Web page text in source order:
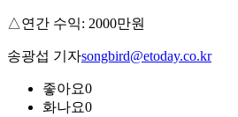
△연간 수익: 2000만원
송광섭 기자songbird@etoday.co.kr
좋아요0
화나요0